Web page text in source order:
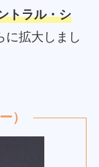
トラル・シ
に拡大しまし
）